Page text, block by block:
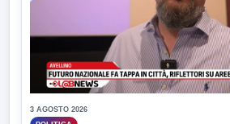
3 AGOSTO 2026